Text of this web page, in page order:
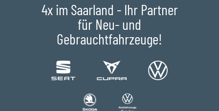
4x im Saarland - Ihr Partner
für Neu- und
Gebrauchtfahrzeuge!